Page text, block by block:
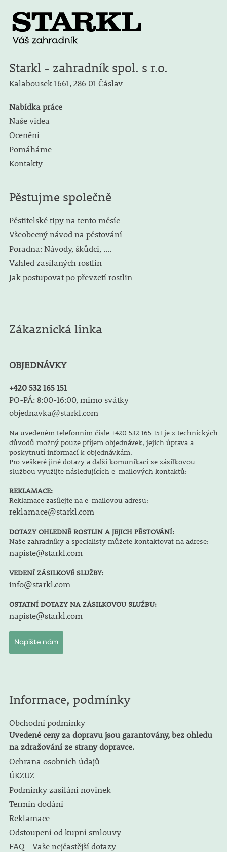
Starkl - zahradník spol. s r.o.
Kalabousek 1661, 286 01 Čáslav
Nabídka práce
Naše videa
Ocenění
Pomáháme
Kontakty
Pěstujme společně
Pěstitelské tipy na tento měsíc
Všeobecný návod na pěstování
Poradna: Návody, škůdci, ....
Vzhled zasílaných rostlin
Jak postupovat po převzetí rostlin
Zákaznická linka
OBJEDNÁVKY
+420 532 165 151
PO-PÁ: 8:00-16:00, mimo svátky
objednavka@starkl.com
Na uvedeném telefonním čísle +420 532 165 151 je z technických
důvodů možný pouze příjem objednávek, jejich úprava a
poskytnutí informací k objednávkám.
Pro veškeré jiné dotazy a další komunikaci se zásilkovou
službou využijte následujících e-mailových kontaktů:
REKLAMACE:
Reklamace zasílejte na e-mailovou adresu:
reklamace@starkl.com
DOTAZY OHLEDNĚ ROSTLIN A JEJICH PĚSTOVÁNÍ:
Naše zahradníky a specialisty můžete kontaktovat na adrese:
napiste@starkl.com
VEDENÍ ZÁSILKOVÉ SLUŽBY:
info@starkl.com
OSTATNÍ DOTAZY NA ZÁSILKOVOU SLUŽBU:
napiste@starkl.com
Napište nám
Informace, podmínky
Obchodní podmínky
Uvedené ceny za dopravu jsou garantovány, bez ohledu
na zdražování ze strany dopravce.
Ochrana osobních údajů
ÚKZUZ
Podmínky zasílání novinek
Termín dodání
Reklamace
Odstoupení od kupní smlouvy
FAQ - Vaše nejčastější dotazy